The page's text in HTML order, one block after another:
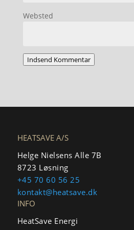
Websted
Indsend Kommentar
HEATSAVE A/S
Helge Nielsens Alle 7B
8723 Løsning
+45 70 60 56 25
kontakt@heatsave.dk
INFO
HeatSave Energi